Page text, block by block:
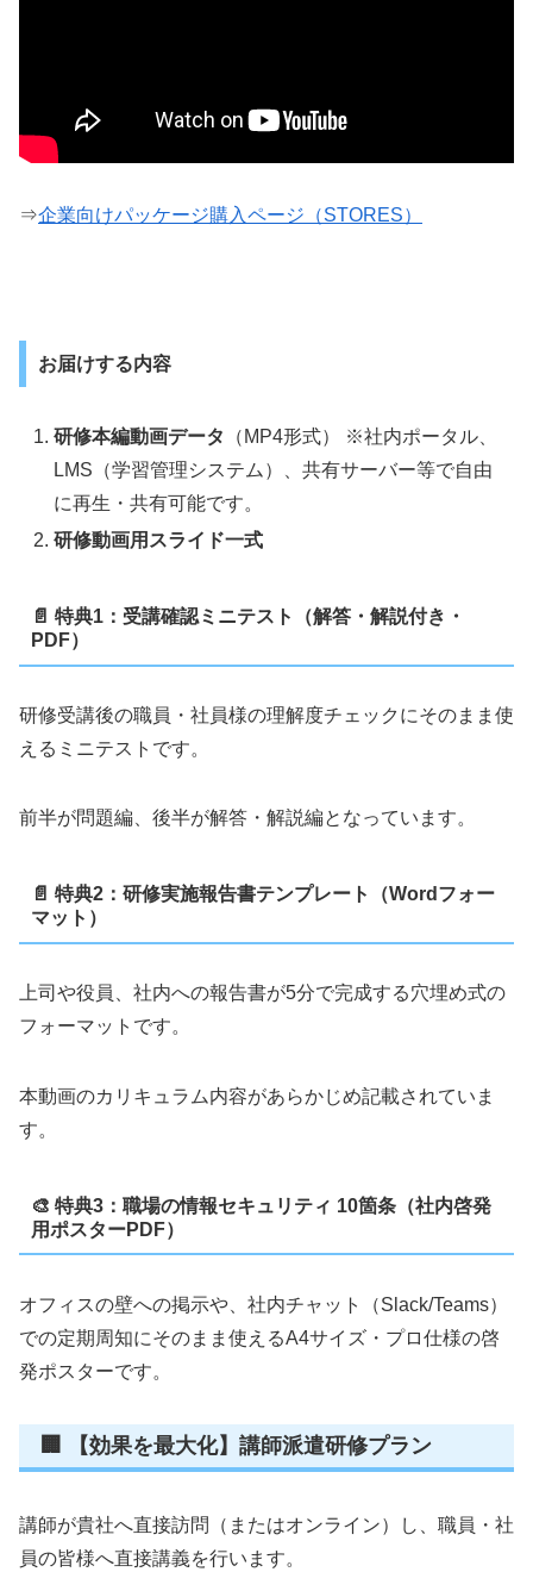
⇒企業向けパッケージ購入ページ（STORES）
お届けする内容
研修本編動画データ
（MP4形式） ※社内ポータル、
LMS（学習管理システム）、共有サーバー等で自由
に再生・共有可能です。
研修動画用スライド一式
📄 特典1：受講確認ミニテスト（解答・解説付き・
PDF）
研修受講後の職員・社員様の理解度チェックにそのまま使
えるミニテストです。
前半が問題編、後半が解答・解説編となっています。
📄 特典2：研修実施報告書テンプレート（Wordフォー
マット）
上司や役員、社内への報告書が5分で完成する穴埋め式の
フォーマットです。
本動画のカリキュラム内容があらかじめ記載されていま
す。
🎨 特典3：職場の情報セキュリティ 10箇条（社内啓発
用ポスターPDF）
オフィスの壁への掲示や、社内チャット（Slack/Teams）
での定期周知にそのまま使えるA4サイズ・プロ仕様の啓
発ポスターです。
🏢 【効果を最大化】講師派遣研修プラン
講師が貴社へ直接訪問（またはオンライン）し、職員・社
員の皆様へ直接講義を行います。